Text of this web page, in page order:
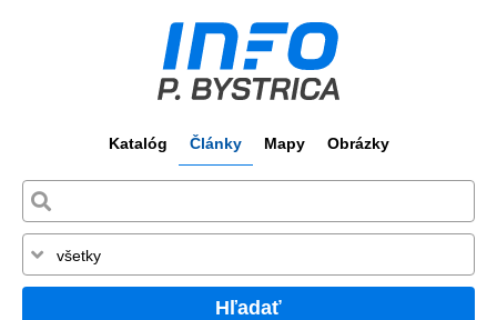
Katalóg Články Mapy Obrázky
Hľadať